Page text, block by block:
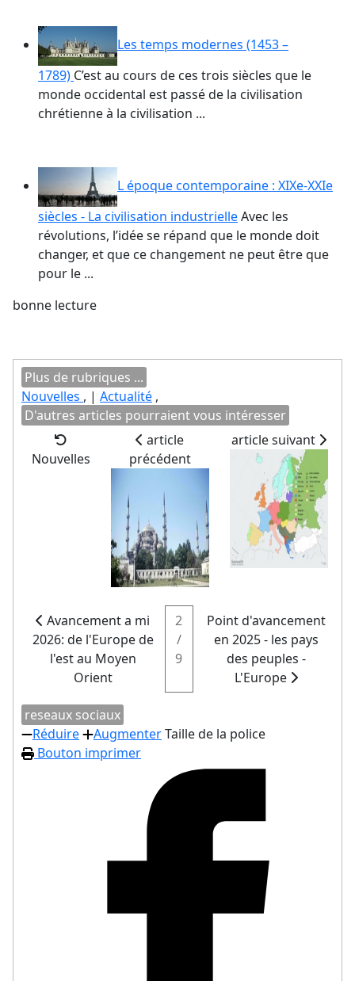
Les temps modernes (1453 –
1789) C’est au cours de ces trois siècles que le
monde occidental est passé de la civilisation
chrétienne à la civilisation ...
L époque contemporaine : XIXe-XXIe
siècles - La civilisation industrielleAvec les
révolutions, l’idée se répand que le monde doit
changer, et que ce changement ne peut être que
pour le ...
bonne lecture
Plus de rubriques ...
Nouvelles , | Actualité ,
D'autres articles pourraient vous intéresser
Nouvelles
article
précédent
article suivant
Avancement a mi
2026: de l'Europe de
l'est au Moyen
Orient
2
/
9
Point d'avancement
en 2025 - les pays
des peuples -
L'Europe
reseaux sociaux
Réduire
AugmenterTaille de la police
Bouton imprimer